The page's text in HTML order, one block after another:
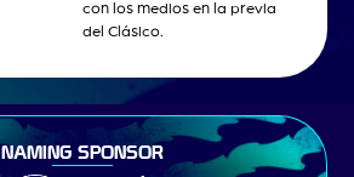
con los medios en la previa
del Clásico.
NAMING SPONSOR